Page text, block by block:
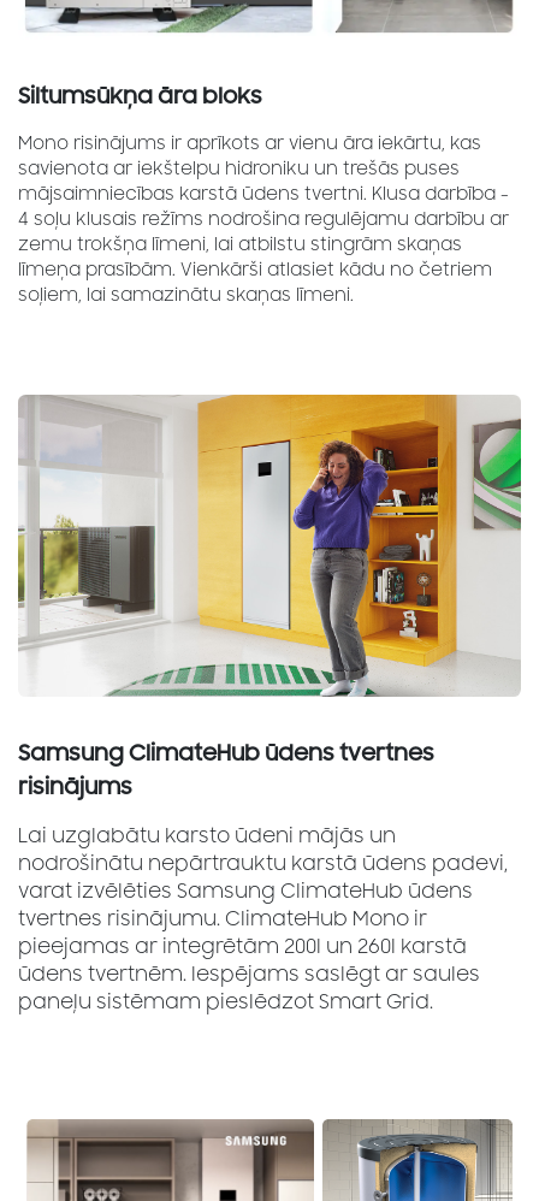
Siltumsūkņa āra bloks
Mono risinājums ir aprīkots ar vienu āra iekārtu, kas
savienota ar iekštelpu hidroniku un trešās puses
mājsaimniecības karstā ūdens tvertni. Klusa darbība -
4 soļu klusais režīms nodrošina regulējamu darbību ar
zemu trokšņa līmeni, lai atbilstu stingrām skaņas
līmeņa prasībām. Vienkārši atlasiet kādu no četriem
soļiem, lai samazinātu skaņas līmeni.
Samsung ClimateHub ūdens tvertnes
risinājums
Lai uzglabātu karsto ūdeni mājās un
nodrošinātu nepārtrauktu karstā ūdens padevi,
varat izvēlēties Samsung ClimateHub ūdens
tvertnes risinājumu. ClimateHub Mono ir
pieejamas ar integrētām 200l un 260l karstā
ūdens tvertnēm. Iespējams saslēgt ar saules
paneļu sistēmam pieslēdzot Smart Grid.